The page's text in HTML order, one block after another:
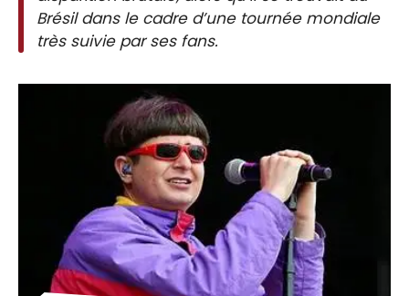
Brésil dans le cadre d’une tournée mondiale
très suivie par ses fans.